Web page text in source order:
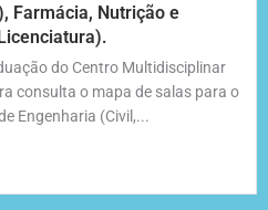
Farmácia, Nutrição e
do Centro Multidisciplinar
consulta o mapa de salas para o
Engenharia (Civil,...